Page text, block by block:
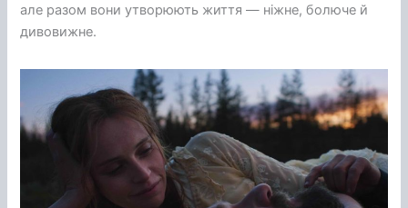
але разом вони утворюють життя — ніжне, болюче й
дивовижне.